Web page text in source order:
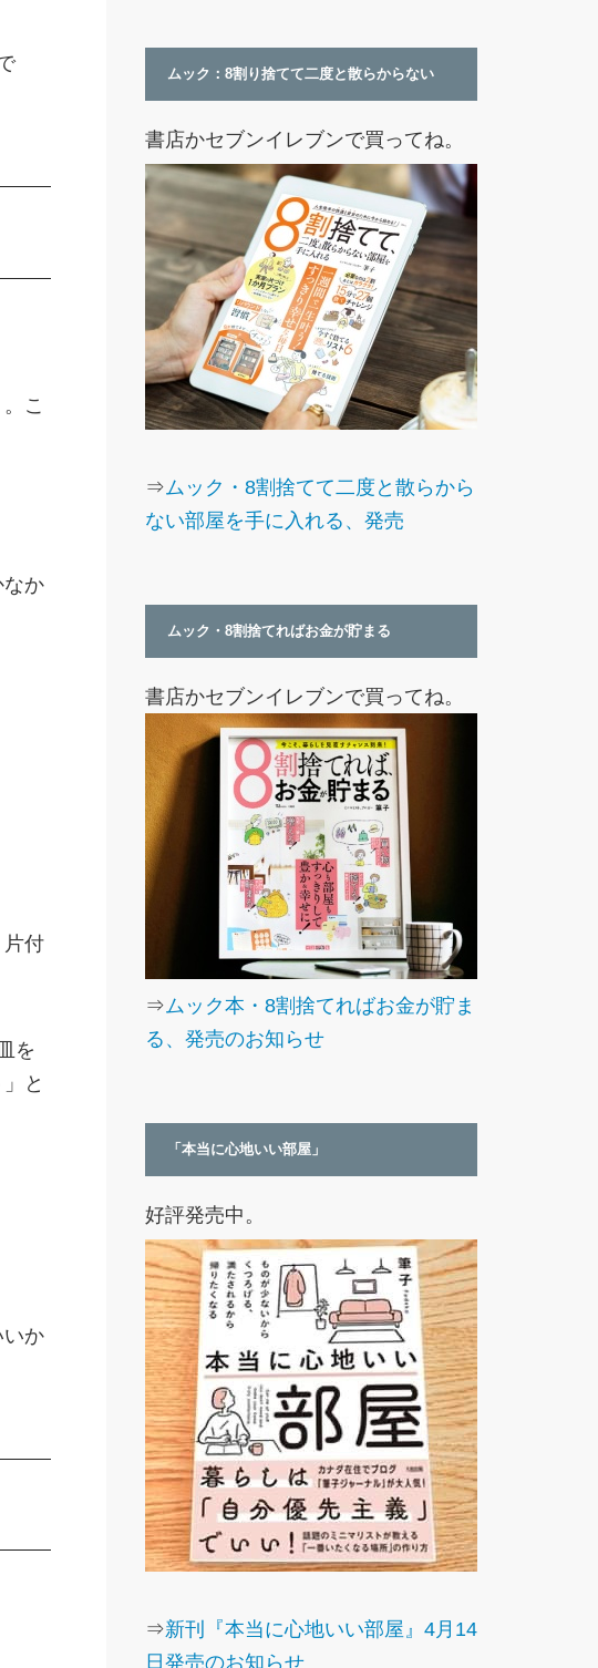
こ
か
付
を
と
いか
ムック：8割り捨てて二度と散らからない
書店かセブンイレブンで買ってね。
⇒ムック・8割捨てて二度と散らから
ない部屋を手に入れる、発売
ムック・8割捨てればお金が貯まる
書店かセブンイレブンで買ってね。
⇒ムック本・8割捨てればお金が貯ま
る、発売のお知らせ
「本当に心地いい部屋」
好評発売中。
⇒新刊『本当に心地いい部屋』4月14
日発売のお知らせ